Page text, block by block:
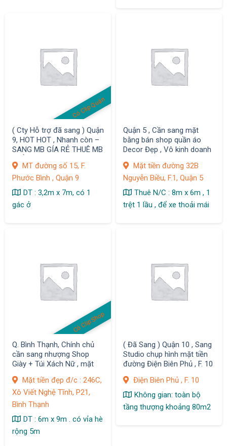
Có Clip Quán
( Cty Hỗ trợ đã sang ) Quận
9, HOT HOT , Nhanh còn –
SANG MB GÍA RẺ THUÊ MB
đông , kiếm không ra
MT đường số 15, F.
Phước Bình , Quận 9
DT : 3,2m x 7m, có 1
gác ở
Quận 5 , Cần sang mặt
bằng bán shop quần áo
Decor Đẹp , Vô kinh doanh
Nguyễn Biều, F.1
Mặt tiền đường 32B
Nguyễn Biều, F.1, Quận 5
Thuê N/C : 8m x 6m , 1
trệt 1 lầu , để xe thoải mái
Có Clip Shop
Q. Bình Thạnh, Chính chủ
cần sang nhượng Shop
Giày + Túi Xách Nữ , mặt
Mặt tiền đẹp đ/c : 246C,
Xô Viết Nghệ Tĩnh, P21,
Bình Thạnh
DT : 6m x 9m . có vỉa hè
rộng 5m
( Đã Sang ) Quận 10 , Sang
Studio chụp hình mặt tiền
đường Điện Biên Phủ , F. 10
Điện Biên Phủ , F. 10
Không gian: toàn bộ
tầng thượng khoảng 80m2